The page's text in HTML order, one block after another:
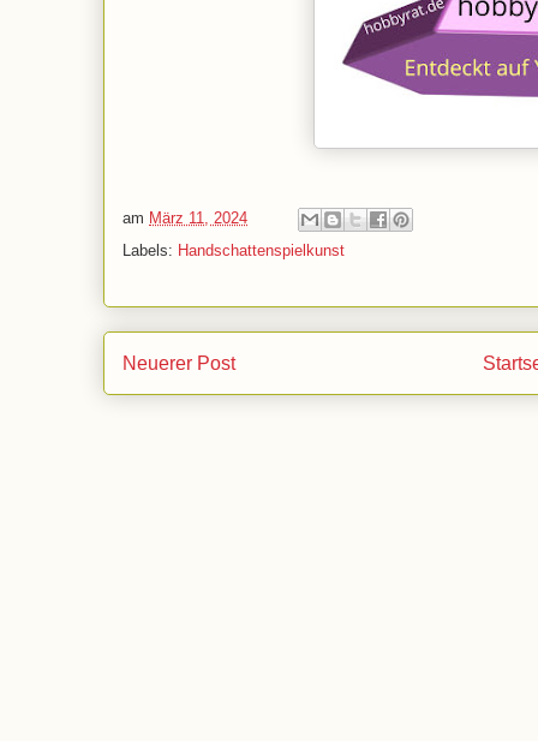
am März 11, 2024
Labels: Handschattenspielkunst
Neuerer Post